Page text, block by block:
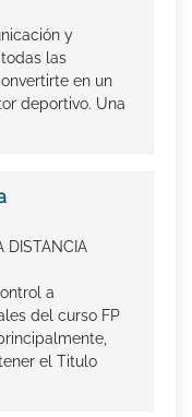
y
las
en un
deportivo. Una
DISTANCIA
a
del curso FP
el Titulo